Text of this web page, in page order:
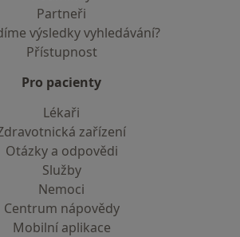
Partneři
výsledky vyhledávání?
Přístupnost
Pro pacienty
Lékaři
zařízení
Otázky a odpovědi
Služby
Nemoci
Centrum nápovědy
Mobilní aplikace